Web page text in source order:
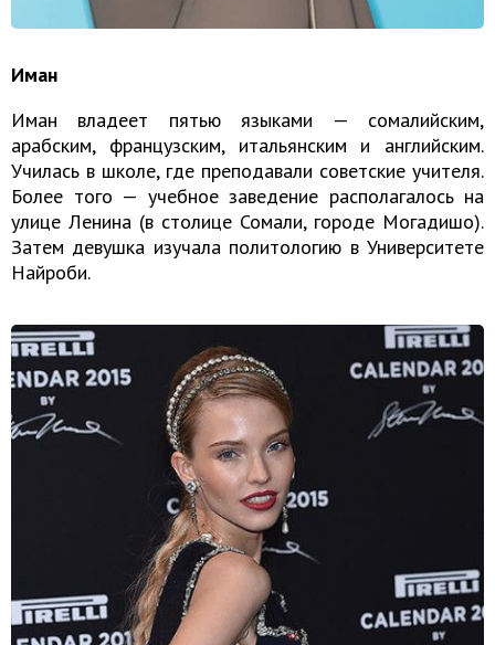
Иман
Иман владеет пятью языками — сомалийским,
арабским, французским, итальянским и английским.
Училась в школе, где преподавали советские учителя.
Более того — учебное заведение располагалось на
улице Ленина (в столице Сомали, городе Могадишо).
Затем девушка изучала политологию в Университете
Найроби.